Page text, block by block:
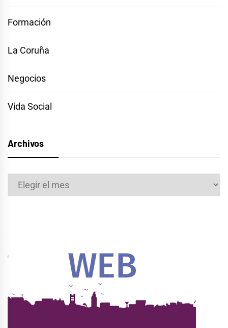
Formación
La Coruña
Negocios
Vida Social
Archivos
Archivos